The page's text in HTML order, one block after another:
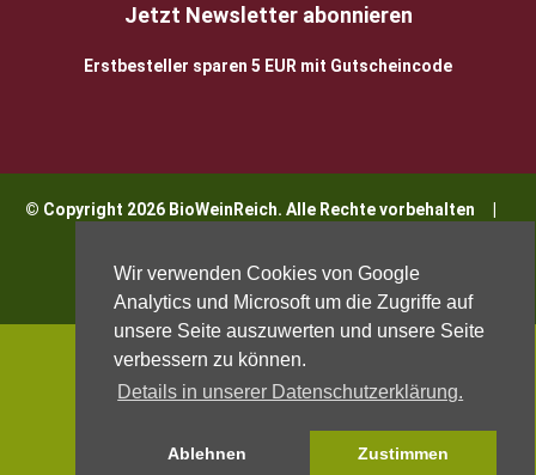
Wir verwenden Cookies von Google
Analytics und Microsoft um die Zugriffe auf
unsere Seite auszuwerten und unsere Seite
verbessern zu können.
Details in unserer Datenschutzerklärung.
Ablehnen Zustimmen
Jetzt Newsletter abonnieren
Erstbesteller sparen 5 EUR mit Gutscheincode
© Copyright 2026 BioWeinReich. Alle Rechte vorbehalten |